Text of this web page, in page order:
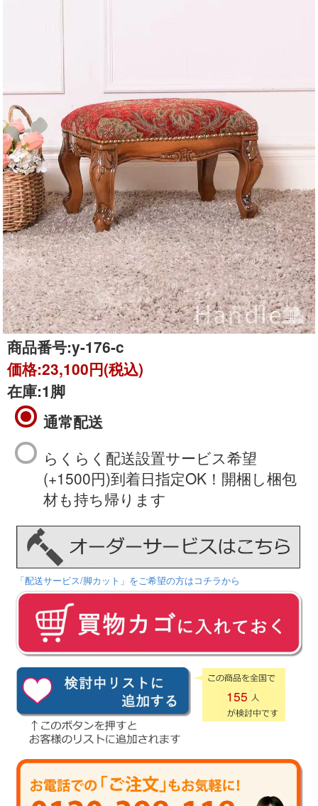
商品番号:y-176-c
価格:23,100円(税込)
在庫:1脚
通常配送
らくらく配送設置サービス希望
(+1500円)到着日指定OK！開梱し梱包
材も持ち帰ります
「配送サービス/脚カット」をご希望の方はコチラから
155